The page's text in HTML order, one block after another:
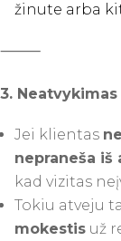
žinute arba
⸻
3.
Jei klientas
nepraneša iš
kad vizitas
Tokiu atveju
mokestis už